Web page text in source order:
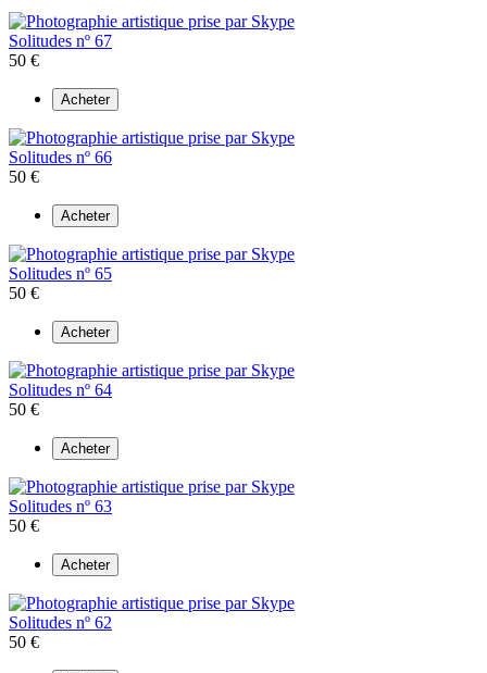
Solitudes nº 67
50 €
Acheter
Solitudes nº 66
50 €
Acheter
Solitudes nº 65
50 €
Acheter
Solitudes nº 64
50 €
Acheter
Solitudes nº 63
50 €
Acheter
Solitudes nº 62
50 €